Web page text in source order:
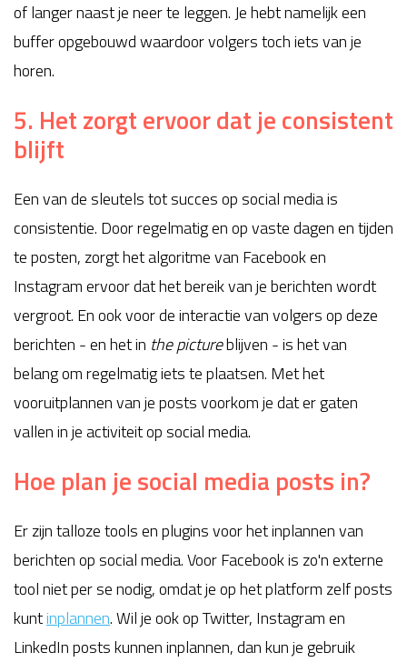
of langer naast je neer te leggen. Je hebt namelijk een
buffer opgebouwd waardoor volgers toch iets van je
horen.
5. Het zorgt ervoor dat je consistent
blijft
Een van de sleutels tot succes op social media is
consistentie. Door regelmatig en op vaste dagen en tijden
te posten, zorgt het algoritme van Facebook en
Instagram ervoor dat het bereik van je berichten wordt
vergroot. En ook voor de interactie van volgers op deze
berichten - en het in the pictureblijven - is het van
belang om regelmatig iets te plaatsen. Met het
vooruitplannen van je posts voorkom je dat er gaten
vallen in je activiteit op social media.
Hoe plan je social media posts in?
Er zijn talloze tools en plugins voor het inplannen van
berichten op social media. Voor Facebook is zo'n externe
tool niet per se nodig, omdat je op het platform zelf posts
kuntinplannen. Wil je ook op Twitter, Instagram en
LinkedIn posts kunnen inplannen, dan kun je gebruik